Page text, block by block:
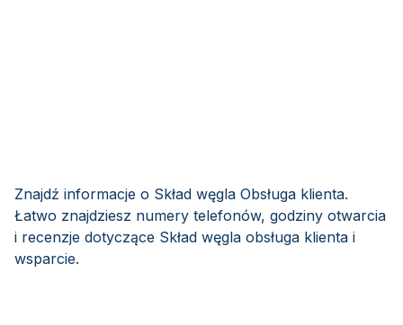
Znajdź informacje o Skład węgla Obsługa klienta.
Łatwo znajdziesz numery telefonów, godziny otwarcia
i recenzje dotyczące Skład węgla obsługa klienta i
wsparcie.